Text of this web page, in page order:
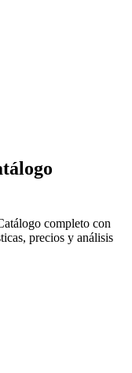
completo con
precios y análisis